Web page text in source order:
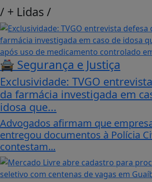
/ + Lidas /
🚔 Segurança e Justiça
Exclusividade: TVGO
da farmácia investigada em
idosa que...
Advogados afirmam que
entregou documentos à Polícia
contestam...